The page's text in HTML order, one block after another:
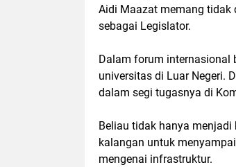
Aidi Maazat memang tidak
sebagai Legislator.
Dalam forum internasional
universitas di Luar Negeri.
dalam segi tugasnya di
Beliau tidak hanya
kalangan untuk
mengenai infrastruktur.